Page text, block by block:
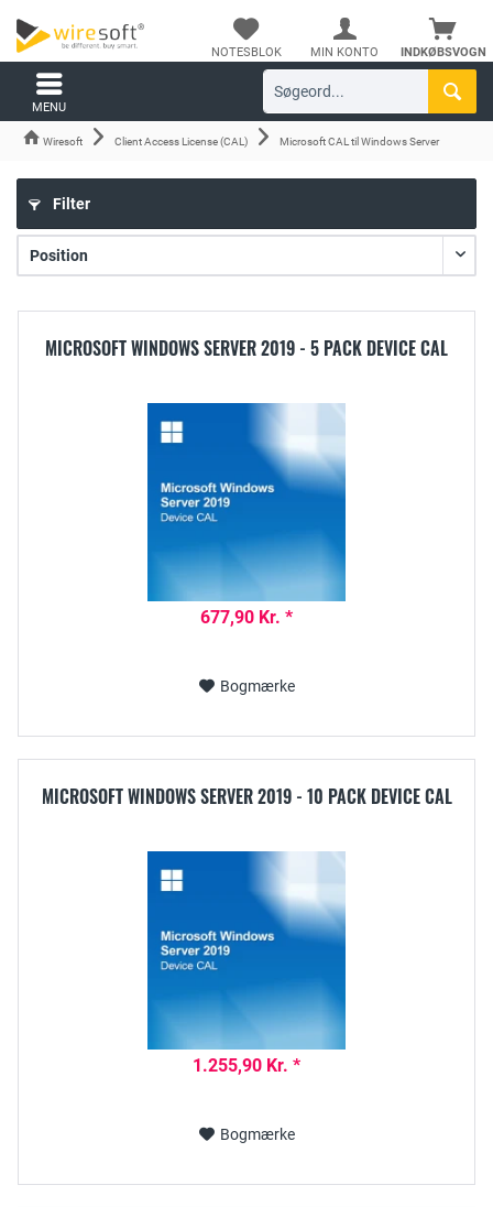
INDKØBSVOGN
NOTESBLOK MIN KONTO
MENU
Wiresoft Client Access License (CAL) Microsoft CAL til Windows Server
Filter
MICROSOFT WINDOWS SERVER 2019 - 5 PACK DEVICE CAL
677,90 Kr. *
Bogmærke
MICROSOFT WINDOWS SERVER 2019 - 10 PACK DEVICE CAL
1.255,90 Kr. *
Bogmærke